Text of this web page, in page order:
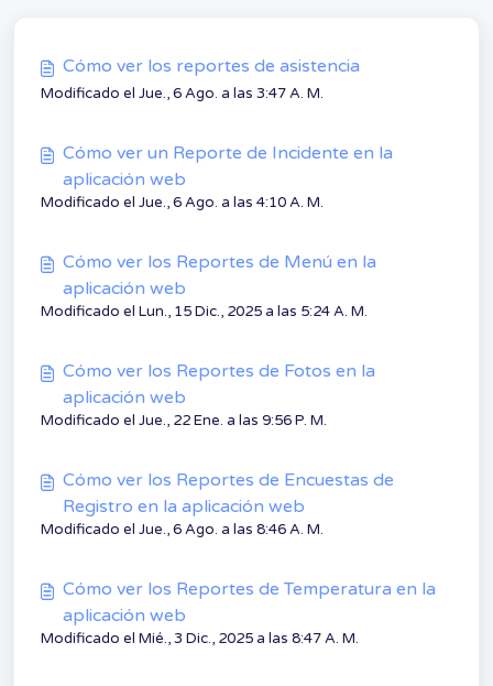
Cómo ver los reportes de asistencia
Modificado el Jue., 6 Ago. a las 3:47 A. M.
Cómo ver un Reporte de Incidente en la
aplicación web
Modificado el Jue., 6 Ago. a las 4:10 A. M.
Cómo ver los Reportes de Menú en la
aplicación web
Modificado el Lun., 15 Dic., 2025 a las 5:24 A. M.
Cómo ver los Reportes de Fotos en la
aplicación web
Modificado el Jue., 22 Ene. a las 9:56 P. M.
Cómo ver los Reportes de Encuestas de
Registro en la aplicación web
Modificado el Jue., 6 Ago. a las 8:46 A. M.
Cómo ver los Reportes de Temperatura en la
aplicación web
Modificado el Mié., 3 Dic., 2025 a las 8:47 A. M.